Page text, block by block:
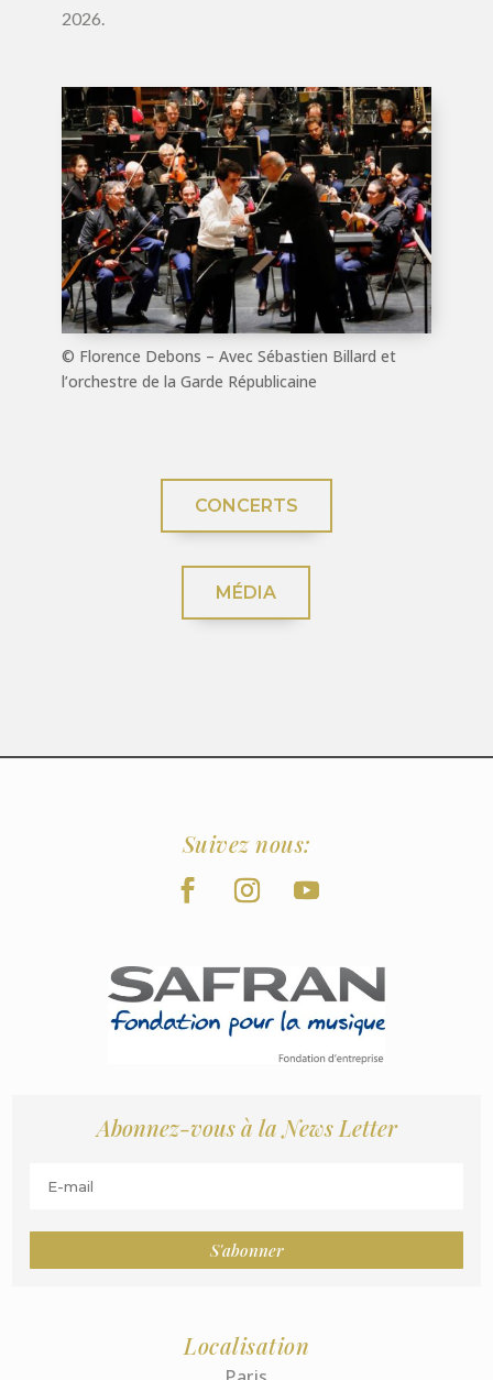
2026.
© Florence Debons – Avec Sébastien Billard et
l’orchestre de la Garde Républicaine
CONCERTS
MÉDIA
Suivez nous:
Abonnez-vous à la News Letter
S'abonner
Localisation